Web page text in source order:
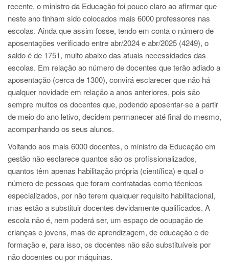
recente, o ministro da Educação foi pouco claro ao afirmar que
neste ano tinham sido colocados mais 6000 professores nas
escolas. Ainda que assim fosse, tendo em conta o número de
aposentações verificado entre abr/2024 e abr/2025 (4249), o
saldo é de 1751, muito abaixo das atuais necessidades das
escolas. Em relação ao número de docentes que terão adiado a
aposentação (cerca de 1300), convirá esclarecer que não há
qualquer novidade em relação a anos anteriores, pois são
sempre muitos os docentes que, podendo aposentar-se a partir
de meio do ano letivo, decidem permanecer até final do mesmo,
acompanhando os seus alunos.
Voltando aos mais 6000 docentes, o ministro da Educação em
gestão não esclarece quantos são os profissionalizados,
quantos têm apenas habilitação própria (científica) e qual o
número de pessoas que foram contratadas como técnicos
especializados, por não terem qualquer requisito habilitacional,
mas estão a substituir docentes devidamente qualificados. A
escola não é, nem poderá ser, um espaço de ocupação de
crianças e jovens, mas de aprendizagem, de educação e de
formação e, para isso, os docentes não são substituíveis por
não docentes ou por máquinas.